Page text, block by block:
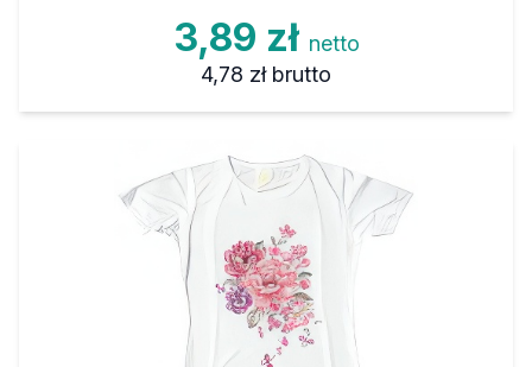
3,89 zł netto
4,78 zł brutto